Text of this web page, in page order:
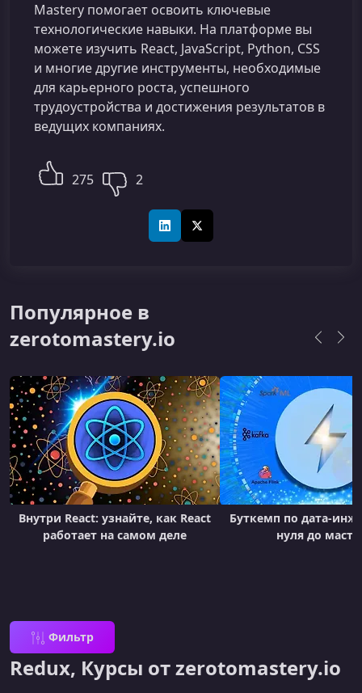
Mastery помогает освоить ключевые
технологические навыки. На платформе вы
можете изучить React, JavaScript, Python, CSS
и многие другие инструменты, необходимые
для карьерного роста, успешного
трудоустройства и достижения результатов в
ведущих компаниях.
275 2
LinkedInX (Twitter)
Популярное в
zerotomastery.io
Внутри React: узнайте, как React
работает на самом деле
Буткемп по дата-
нуля до
Фильтр
Redux, Курсы от zerotomastery.io